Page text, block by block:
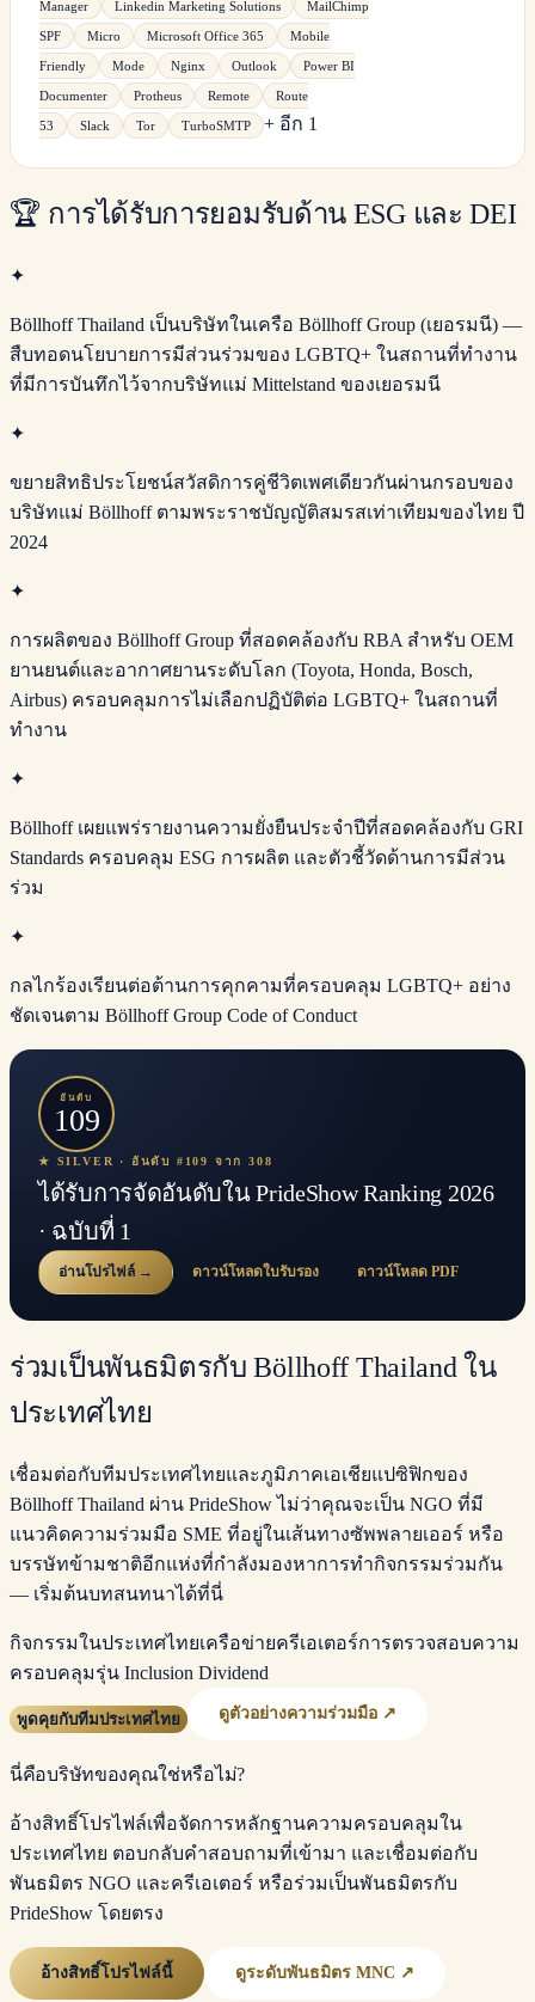
Manager Linkedin Marketing Solutions MailChimp
SPF Micro Microsoft Office 365 Mobile
Friendly Mode Nginx Outlook Power BI
Documenter Protheus Remote Route
53 Slack Tor TurboSMTP + อีก 1
🏆 การได้รับการยอมรับด้าน ESG และ DEI
✦
Böllhoff Thailand เป็นบริษัทในเครือ Böllhoff Group (เยอรมนี) —
สืบทอดนโยบายการมีส่วนร่วมของ LGBTQ+ ในสถานที่ทำงาน
ที่มีการบันทึกไว้จากบริษัทแม่ Mittelstand ของเยอรมนี
✦
ขยายสิทธิประโยชน์สวัสดิการคู่ชีวิตเพศเดียวกันผ่านกรอบของ
บริษัทแม่ Böllhoff ตามพระราชบัญญัติสมรสเท่าเทียมของไทย ปี
2024
✦
การผลิตของ Böllhoff Group ที่สอดคล้องกับ RBA สำหรับ OEM
ยานยนต์และอากาศยานระดับโลก (Toyota, Honda, Bosch,
Airbus) ครอบคลุมการไม่เลือกปฏิบัติต่อ LGBTQ+ ในสถานที่
ทำงาน
✦
Böllhoff เผยแพร่รายงานความยั่งยืนประจำปีที่สอดคล้องกับ GRI
Standards ครอบคลุม ESG การผลิต และตัวชี้วัดด้านการมีส่วน
ร่วม
✦
กลไกร้องเรียนต่อต้านการคุกคามที่ครอบคลุม LGBTQ+ อย่าง
ชัดเจนตาม Böllhoff Group Code of Conduct
อันดับ
109
★ SILVER · อันดับ #109 จาก 308
ได้รับการจัดอันดับใน PrideShow Ranking 2026
· ฉบับที่ 1
อ่านโปรไฟล์ → ดาวน์โหลดใบรับรอง ดาวน์โหลด PDF
ร่วมเป็นพันธมิตรกับ Böllhoff Thailand ใน
ประเทศไทย
เชื่อมต่อกับทีมประเทศไทยและภูมิภาคเอเชียแปซิฟิกของ
Böllhoff Thailand ผ่าน PrideShow ไม่ว่าคุณจะเป็น NGO ที่มี
แนวคิดความร่วมมือ SME ที่อยู่ในเส้นทางซัพพลายเออร์ หรือ
บรรษัทข้ามชาติอีกแห่งที่กำลังมองหาการทำกิจกรรมร่วมกัน
— เริ่มต้นบทสนทนาได้ที่นี่
กิจกรรมในประเทศไทยเครือข่ายครีเอเตอร์การตรวจสอบความ
ครอบคลุมรุ่น Inclusion Dividend
พูดคุยกับทีมประเทศไทย ดูตัวอย่างความร่วมมือ ↗
นี่คือบริษัทของคุณใช่หรือไม่?
อ้างสิทธิ์โปรไฟล์เพื่อจัดการหลักฐานความครอบคลุมใน
ประเทศไทย ตอบกลับคำสอบถามที่เข้ามา และเชื่อมต่อกับ
พันธมิตร NGO และครีเอเตอร์ หรือร่วมเป็นพันธมิตรกับ
PrideShow โดยตรง
อ้างสิทธิ์โปรไฟล์นี้ ดูระดับพันธมิตร MNC ↗